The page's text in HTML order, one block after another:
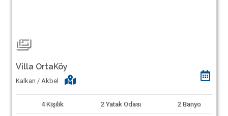
Villa OrtaKöy
Kalkan / Akbel
4 Kişilik 2 Yatak Odası 2 Banyo